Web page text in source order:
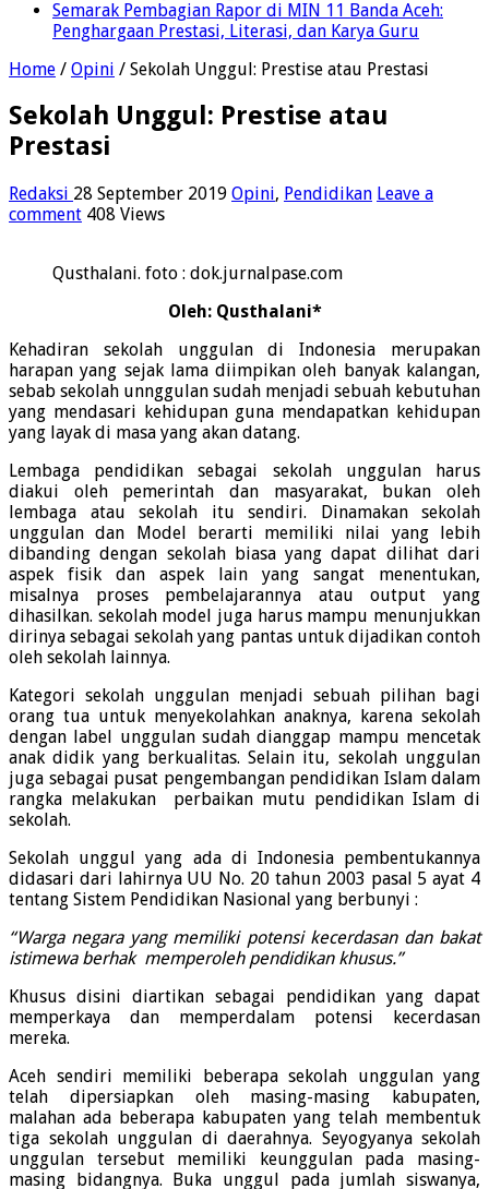
Semarak Pembagian Rapor di MIN 11 Banda Aceh:
Penghargaan Prestasi, Literasi, dan Karya Guru
Home / Opini / Sekolah Unggul: Prestise atau Prestasi
Sekolah Unggul: Prestise atau
Prestasi
Redaksi 28 September 2019 Opini, Pendidikan Leave a
comment 408 Views
Qusthalani. foto : dok.jurnalpase.com
Oleh: Qusthalani*
Kehadiran sekolah unggulan di Indonesia merupakan
harapan yang sejak lama diimpikan oleh banyak kalangan,
sebab sekolah unnggulan sudah menjadi sebuah kebutuhan
yang mendasari kehidupan guna mendapatkan kehidupan
yang layak di masa yang akan datang.
Lembaga pendidikan sebagai sekolah unggulan harus
diakui oleh pemerintah dan masyarakat, bukan oleh
lembaga atau sekolah itu sendiri. Dinamakan sekolah
unggulan dan Model berarti memiliki nilai yang lebih
dibanding dengan sekolah biasa yang dapat dilihat dari
aspek fisik dan aspek lain yang sangat menentukan,
misalnya proses pembelajarannya atau output yang
dihasilkan. sekolah model juga harus mampu menunjukkan
dirinya sebagai sekolah yang pantas untuk dijadikan contoh
oleh sekolah lainnya.
Kategori sekolah unggulan menjadi sebuah pilihan bagi
orang tua untuk menyekolahkan anaknya, karena sekolah
dengan label unggulan sudah dianggap mampu mencetak
anak didik yang berkualitas. Selain itu, sekolah unggulan
juga sebagai pusat pengembangan pendidikan Islam dalam
rangka melakukan perbaikan mutu pendidikan Islam di
sekolah.
Sekolah unggul yang ada di Indonesia pembentukannya
didasari dari lahirnya UU No. 20 tahun 2003 pasal 5 ayat 4
tentang Sistem Pendidikan Nasional yang berbunyi :
“Warga negara yang memiliki potensi kecerdasan dan bakat
istimewa berhak memperoleh pendidikan khusus.”
Khusus disini diartikan sebagai pendidikan yang dapat
memperkaya dan memperdalam potensi kecerdasan
mereka.
Aceh sendiri memiliki beberapa sekolah unggulan yang
telah dipersiapkan oleh masing-masing kabupaten,
malahan ada beberapa kabupaten yang telah membentuk
tiga sekolah unggulan di daerahnya. Seyogyanya sekolah
unggulan tersebut memiliki keunggulan pada masing-
masing bidangnya. Buka unggul pada jumlah siswanya,